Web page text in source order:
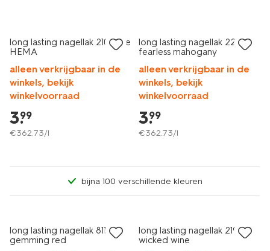
long lasting nagellak 210 pure
HEMA
alleen verkrijgbaar in de
winkels, bekijk
winkelvoorraad
3.
99
€362.73/l
long lasting nagellak 221
fearless mahogany
alleen verkrijgbaar in de
winkels, bekijk
winkelvoorraad
3.
99
€362.73/l
bijna 100 verschillende kleuren
long lasting nagellak 811
gemming red
long lasting nagellak 219
wicked wine